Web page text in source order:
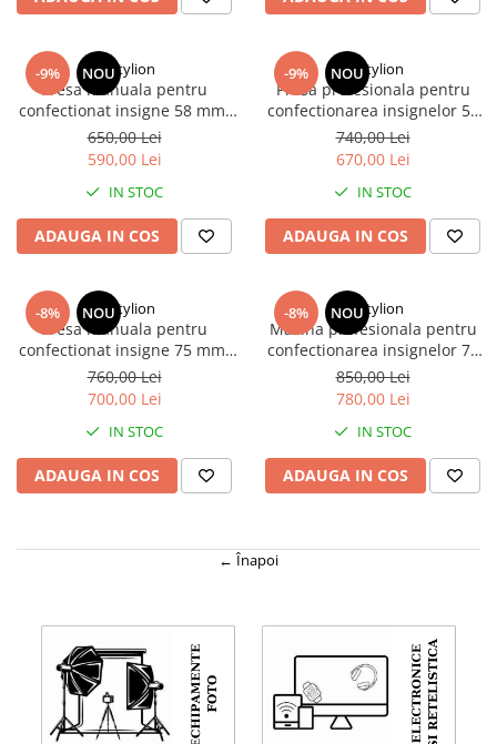
-9% NOU
Dactylion
Presa manuala pentru
confectionat insigne 58 mm,
aparat profesional cu matrita
inclusa, kit complet 100
componente, pentru
ecusoane personalizate,
branding si evenimente
650,00 Lei
590,00 Lei
IN STOC
ADAUGA IN COS
-9% NOU
Dactylion
Presa profesionala pentru
confectionarea insignelor 58
mm, aparat manual cu
matrita inclusa, kit complet
200 componente, pentru
ecusoane personalizate,
evenimente si branding
740,00 Lei
670,00 Lei
IN STOC
ADAUGA IN COS
-8% NOU
Dactylion
Presa manuala pentru
confectionat insigne 75 mm,
aparat profesional cu matrita
inclusa, kit complet 100
componente, pentru
ecusoane personalizate,
branding si evenimente
760,00 Lei
700,00 Lei
IN STOC
ADAUGA IN COS
-8% NOU
Dactylion
Masina profesionala pentru
confectionarea insignelor 75
mm, presa manuala cu
matrita inclusa, kit complet
200 componente, pentru
ecusoane personalizate,
promotii si evenimente
850,00 Lei
780,00 Lei
IN STOC
ADAUGA IN COS
← Înapoi